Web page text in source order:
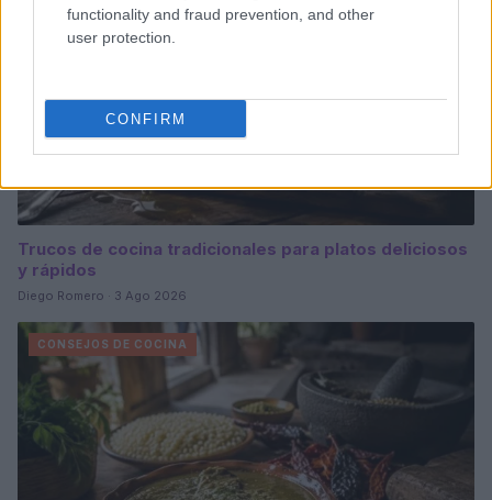
functionality and fraud prevention, and other
user protection.
CONFIRM
Trucos de cocina tradicionales para platos deliciosos
y rápidos
Diego Romero · 3 Ago 2026
CONSEJOS DE COCINA